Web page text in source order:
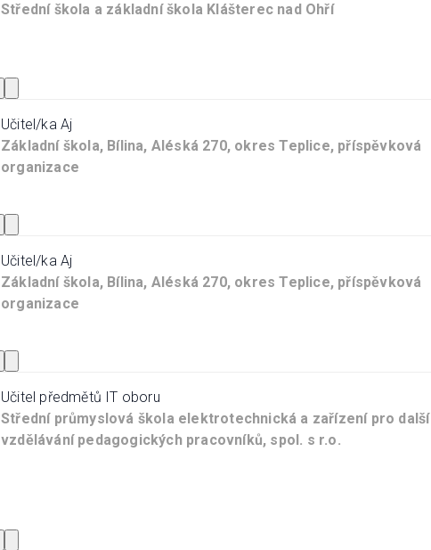
Střední škola a základní škola Klášterec nad Ohří
Učitel/ka Aj
Základní škola, Bílina, Aléská 270, okres Teplice, příspěvková
organizace
Učitel/ka Aj
Základní škola, Bílina, Aléská 270, okres Teplice, příspěvková
organizace
Učitel předmětů IT oboru
Střední průmyslová škola elektrotechnická a zařízení pro další
vzdělávání pedagogických pracovníků, spol. s r.o.